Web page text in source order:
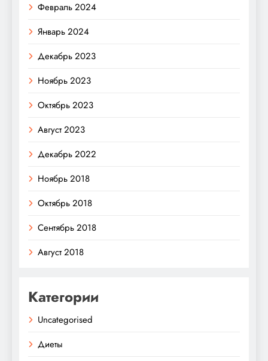
Февраль 2024
Январь 2024
Декабрь 2023
Ноябрь 2023
Октябрь 2023
Август 2023
Декабрь 2022
Ноябрь 2018
Октябрь 2018
Сентябрь 2018
Август 2018
Категории
Uncategorised
Диеты